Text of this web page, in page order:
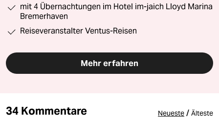
mit 4 Übernachtungen im Hotel im-jaich Lloyd Marina
Bremerhaven
Reiseveranstalter Ventus-Reisen
Mehr erfahren
34 Kommentare Neueste / Älteste